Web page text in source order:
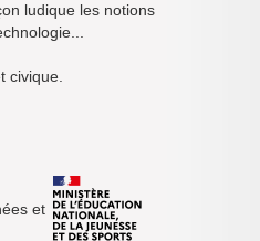
ludique les notions
civique.
et